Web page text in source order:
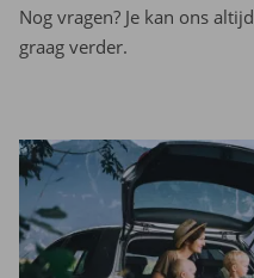
Nog vragen? Je kan ons altijd
graag verder.